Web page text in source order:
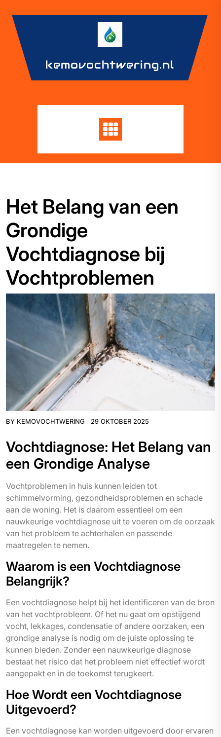
content
kemovochtwering.nl
Het Belang van een
Grondige
Vochtdiagnose bij
Vochtproblemen
BY KEMOVOCHTWERING 29 OKTOBER 2025
Vochtdiagnose: Het Belang van
een Grondige Analyse
Vochtproblemen in huis kunnen leiden tot
schimmelvorming, gezondheidsproblemen en schade
aan de woning. Het is daarom essentieel om een
nauwkeurige vochtdiagnose uit te voeren om de oorzaak
van het probleem te achterhalen en passende
maatregelen te nemen.
Waarom is een Vochtdiagnose
Belangrijk?
Een vochtdiagnose helpt bij het identificeren van de bron
van het vochtprobleem. Of het nu gaat om opstijgend
vocht, lekkages, condensatie of andere oorzaken, een
grondige analyse is nodig om de juiste oplossing te
kunnen bieden. Zonder een nauwkeurige diagnose
bestaat het risico dat het probleem niet effectief wordt
aangepakt en in de toekomst terugkeert.
Hoe Wordt een Vochtdiagnose
Uitgevoerd?
Een vochtdiagnose kan worden uitgevoerd door ervaren